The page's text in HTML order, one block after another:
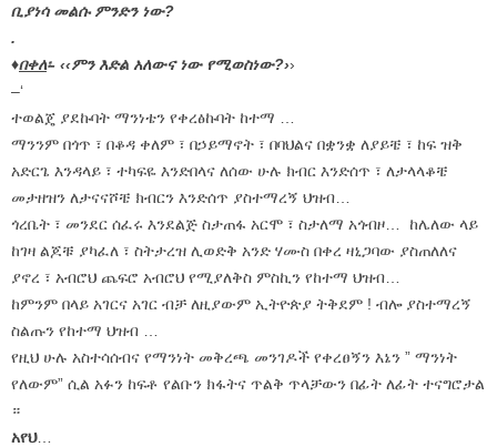
ቢያነሳ መልሱ ምንድን ነው?
.
♦በቀለ፡- ‹‹ምን እድል አለውና ነው የሚወስነው?››
–‘
ተወልጄ ያደኩባት ማንነቴን የቀረፅኩባት ከተማ …
ማንንም በጎጥ ፣ በቆዳ ቀለም ፣ በኃይማኖት ፣ በባህልና በቋንቋ ለያይቼ ፣ ከፍ ዝቅ
አድርጌ እንዳላይ ፣ ተካፍዬ እንድበላና ለሰው ሁሉ ክብር እንድሰጥ ፣ ለታላላቆቼ
መታዘዝን ለታናናሾቼ ክብርን እንድሰጥ ያስተማረኝ ህዝብ…
ጎረቤት ፣ መንደር ሰፈሩ እንደልጅ ስታጠፋ አርሞ ፣ ስታለማ አጎብዞ… ከሌለው ላይ
ከገዛ ልጆቹ ያካፈለ ፣ ስትታረዝ ሊወድቅ አንድ ሃሙስ በቀረ ዛኒጋባው ያስጠለለና
ያኖረ ፣ አብሮህ ጨፍሮ አብሮህ የሚያለቅስ ምስኪን የከተማ ህዝብ…
ከምንም በላይ አገርና አገር ብቻ ለዚያውም ኢትዮጵያ ትቅደም ! ብሎ ያስተማረኝ
ስልጡን የከተማ ህዝብ …
የዚህ ሁሉ አስተሳሰብና የማንነት መቅረጫ መንገዶች የቀረፀኝን እኔን ” ማንነት
የለውም” ሲል አፉን ከፍቶ የልቡን ክፋትና ጥልቅ ጥላቻውን በፊት ለፊት ተናግሮታል
።
አየህ…